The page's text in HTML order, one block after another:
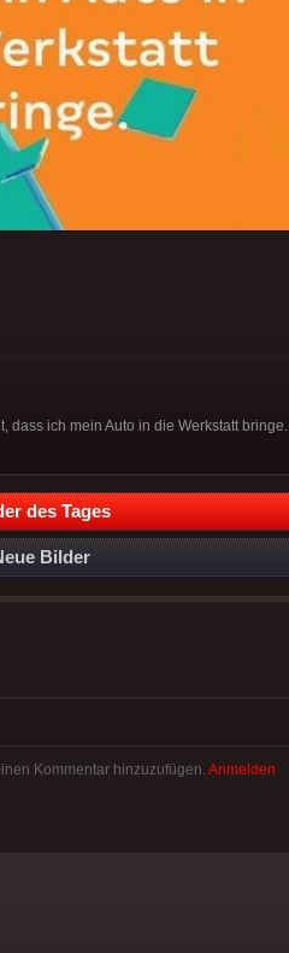
dass ich mein Auto in die Werkstatt bringe.
des Tages
Bilder
Kommentar hinzuzufügen. Anmelden